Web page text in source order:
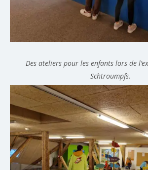
Des ateliers pour les enfants lors de
Schtroumpfs.